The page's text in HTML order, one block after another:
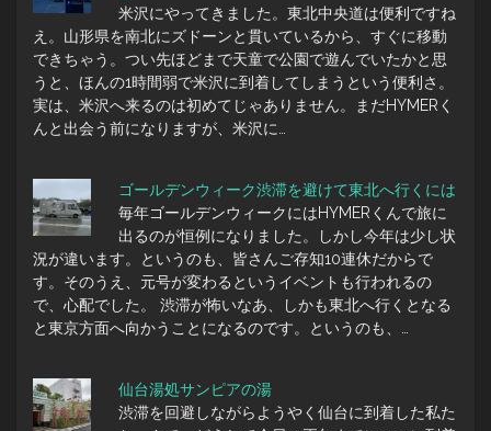
米沢にやってきました。東北中央道は便利ですね
え。山形県を南北にズドーンと貫いているから、すぐに移動
できちゃう。つい先ほどまで天童で公園で遊んでいたかと思
うと、ほんの1時間弱で米沢に到着してしまうという便利さ。
実は、米沢へ来るのは初めてじゃありません。まだHYMERく
んと出会う前になりますが、米沢に…
ゴールデンウィーク渋滞を避けて東北へ行くには
毎年ゴールデンウィークにはHYMERくんで旅に
出るのが恒例になりました。しかし今年は少し状
況が違います。というのも、皆さんご存知10連休だからで
す。そのうえ、元号が変わるというイベントも行われるの
で、心配でした。 渋滞が怖いなあ、しかも東北へ行くとなる
と東京方面へ向かうことになるのです。というのも、…
仙台湯処サンピアの湯
渋滞を回避しながらようやく仙台に到着した私た